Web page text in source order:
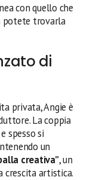
con quello che
potete trovarla
di
privata, Angie è
La coppia
spesso si
un
creativa”, un
artistica.